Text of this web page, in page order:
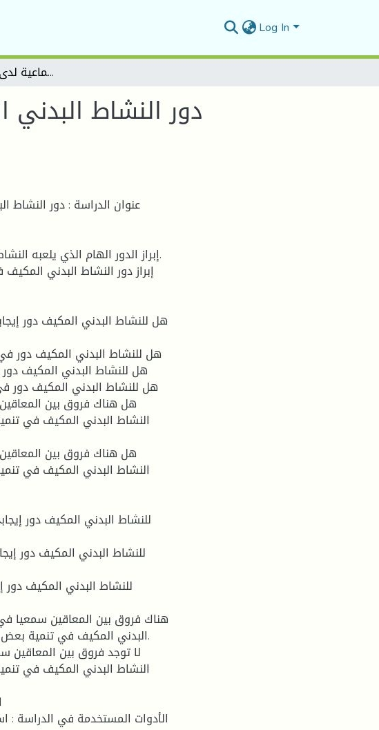
Log In
دور النشاط البدني الرياضي المكيف في تنمية بعض عناصر التنشئة الإجتماعية لدى المعاقين سمعيا
دور النشاط
عنوان الدراسة : دور
هل للنشاط البدني المكيف دور
هل للنشاط البدني المكيف دور
هل للنشاط البدني المكيف
هل للنشاط البدني المكيف دور
هل هناك فروق بين
النشاط البدني المكيف في
هل هناك فروق بين
النشاط البدني المكيف في
البدني المكيف في تنمية بعض
النشاط البدني المكيف في
الأدوات المستخدمة في الدراسة :